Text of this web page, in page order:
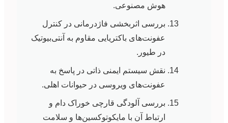
هوش مصنوعی.
بررسی اثربخشی فاژدرمانی در کنترل
عفونت‌های باکتریایی مقاوم به آنتی‌بیوتیک
در طیور.
نقش سیستم ایمنی ذاتی در پاسخ به
عفونت‌های ویروسی در حیوانات اهلی.
بررسی آلودگی قارچی خوراک دام و
ارتباط آن با مایکوتوکسین‌ها و سلامت